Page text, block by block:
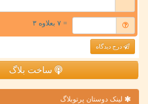
= ۷ بعلاوه ۳
درج دیدگاه
ساخت بلاگ
لینک دوستان پرتوبلاگ